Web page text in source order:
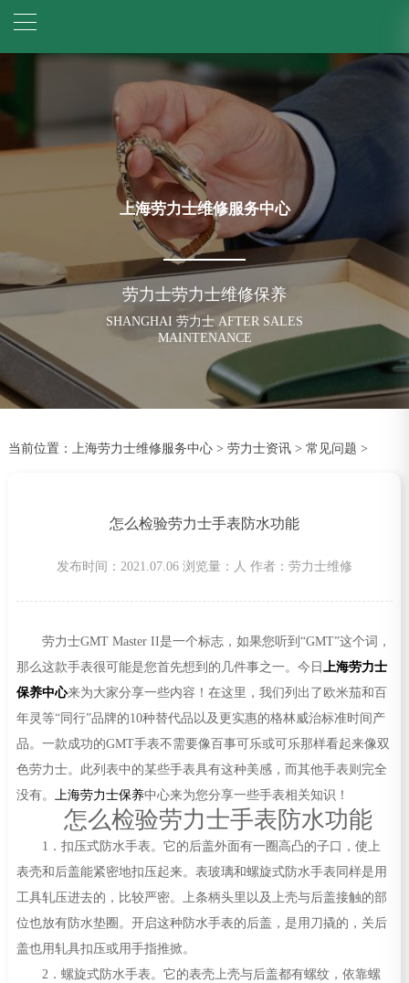
上海劳力士维修服务中心
劳力士劳力士维修保养
SHANGHAI 劳力士 AFTER SALES
MAINTENANCE
当前位置： 上海劳力士维修服务中心> 劳力士资讯> 常见问题 >
怎么检验劳力士手表防水功能
发布时间：2021.07.06 浏览量： 人 作者：劳力士维修
劳力士GMT Master II是一个标志，如果您听到“GMT”这个词，
那么这款手表很可能是您首先想到的几件事之一。今日上海劳力士
保养中心来为大家分享一些内容！在这里，我们列出了欧米茄和百
年灵等“同行”品牌的10种替代品以及更实惠的格林威治标准时间产
品。一款成功的GMT手表不需要像百事可乐或可乐那样看起来像双
色劳力士。此列表中的某些手表具有这种美感，而其他手表则完全
没有。 上海劳力士保养中心来为您分享一些手表相关知识！
怎么检验劳力士手表防水功能
1．扣压式防水手表。它的后盖外面有一圈高凸的子口，使上
表壳和后盖能紧密地扣压起来。表玻璃和螺旋式防水手表同样是用
工具轧压进去的，比较严密。上条柄头里以及上壳与后盖接触的部
位也放有防水垫圈。开启这种防水手表的后盖，是用刀撬的，关后
盖也用轧具扣压或用手指推掀。
2．螺旋式防水手表。它的表壳上壳与后盖都有螺纹，依靠螺